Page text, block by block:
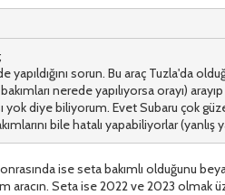
sorun. Bu araç Tuzla'da
nerede yapılıyorsa orayı)
diye biliyorum. Evet Subaru çok
bile hatalı yapabiliyorlar (yanlış
ise seta bakımlı olduğunu
Seta ise 2022 ve 2023 olmak